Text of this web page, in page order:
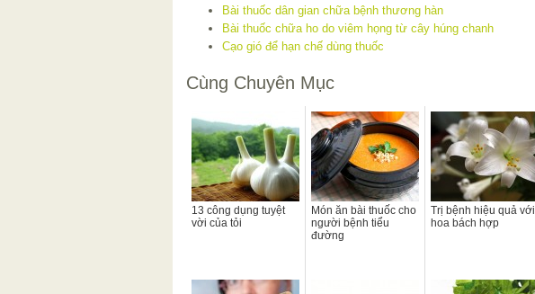
Bài thuốc dân gian chữa bệnh thương hàn
Bài thuốc chữa ho do viêm họng từ cây húng chanh
Cạo gió để hạn chế dùng thuốc
Cùng Chuyên Mục
13 công dụng tuyệt
vời của tỏi
Món ăn bài thuốc cho
người bệnh tiểu
đường
Trị bệnh hiệu quả với
hoa bách hợp